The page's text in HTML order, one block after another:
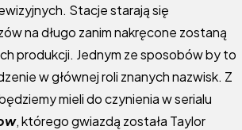
Stacje starają się
na długo zanim nakręcone zostaną
produkcji. Jednym ze sposobów by to
w głównej roli znanych nazwisk. Z
mieli do czynienia w serialu
, którego gwiazdą została Taylor